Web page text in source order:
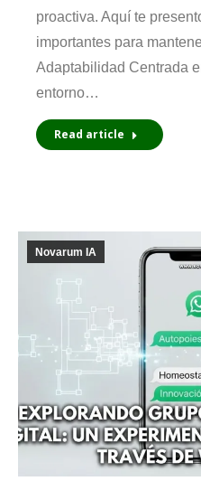
proactiva. Aquí te
importantes para
Adaptabilidad Centrada
entorno…
Read article
Novarum IA